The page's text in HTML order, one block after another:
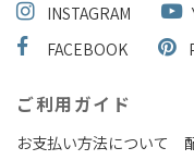
INSTAGRAM
FACEBOOK
ご利用ガイド
お支払い方法について